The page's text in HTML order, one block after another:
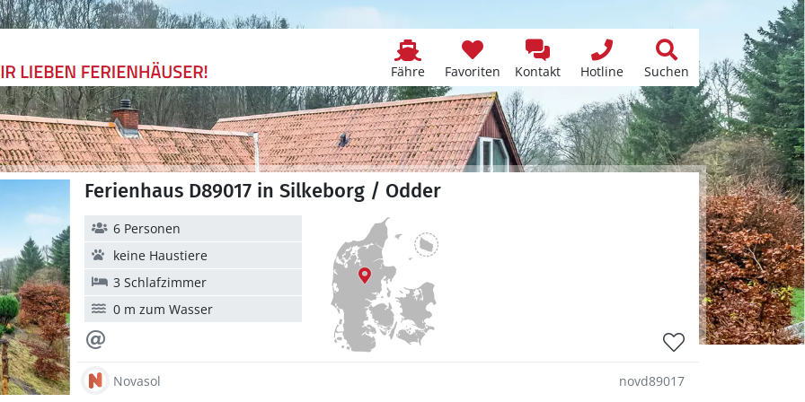
Fähre Favoriten Kontakt Hotline Suchen
Ferienhaus D89017 in Silkeborg / Odder
6 Personen
keine Haustiere
3 Schlafzimmer
0 m zum Wasser
Novasol novd89017